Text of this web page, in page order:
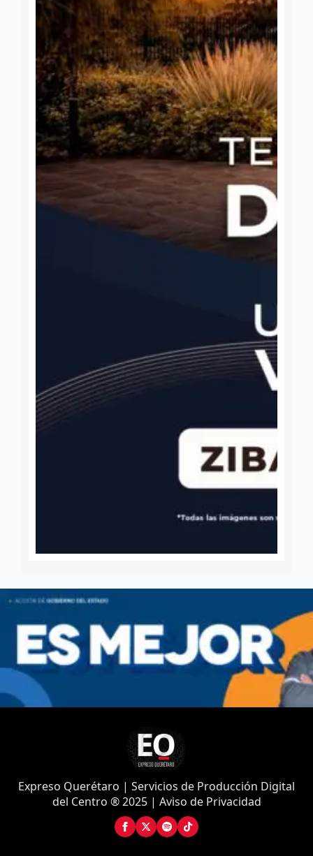
Expreso Querétaro | Servicios de Producción Digital
del Centro ® 2025 | Aviso de Privacidad